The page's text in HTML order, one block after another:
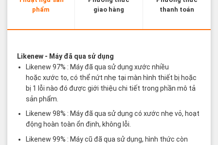
phẩm
giao hàng
thanh toán
Likenew- Máy đã qua sử dụng
Likenew 97% : Máy đã qua sử dụng xước nhiều
hoặc xước to, có thể nứt nhẹ tại màn hình thiết bị hoặc
bị 1 lỗi nào đó được giới thiệu chi tiết trong phần mô tả
sản phẩm.
Likenew 98% : Máy đã qua sử dụng có xước nhẹ vỏ, hoạt
động hoàn toàn ổn định, không lỗi.
Likenew 99% : Máy cũ đã qua sử dụng, hình thức còn